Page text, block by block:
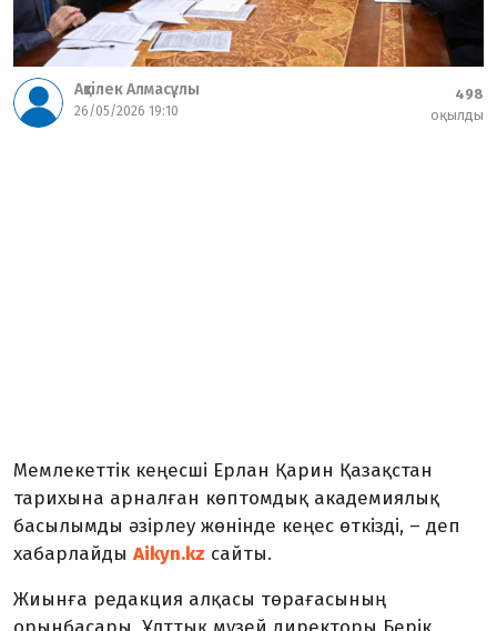
Ақтілек Алмасұлы
26/05/2026 19:10
498
оқылды
Мемлекеттік кеңесші Ерлан Қарин Қазақстан
тарихына арналған көптомдық академиялық
басылымды әзірлеу жөнінде кеңес өткізді, – деп
хабарлайды Aikyn.kz сайты.
Жиынға редакция алқасы төрағасының